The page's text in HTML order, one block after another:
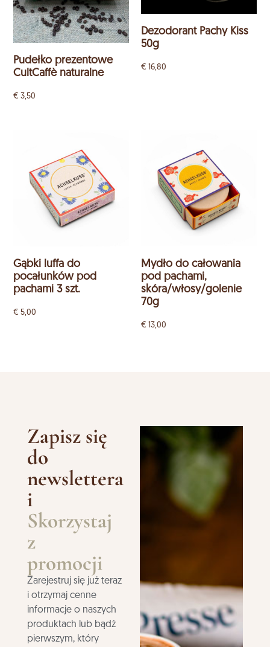
Pudełko prezentowe
CultCaffè naturalne
€ 3,50
Dezodorant Pachy Kiss
50g
€ 16,80
Gąbki luffa do
pocałunków pod
pachami 3 szt.
€ 5,00
Mydło do całowania
pod pachami,
skóra/włosy/golenie
70g
€ 13,00
Zapisz się
do
newslettera
i
Skorzystaj
z
promocji
Zarejestruj się już teraz
i otrzymaj cenne
informacje o naszych
produktach lub bądź
pierwszym, który